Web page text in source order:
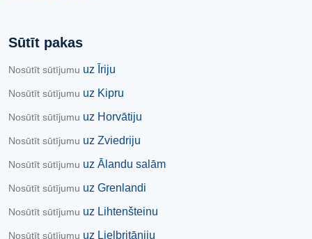
Sūtīt pakas
Nosūtīt sūtījumu uz Īriju
Nosūtīt sūtījumu uz Kipru
Nosūtīt sūtījumu uz Horvātiju
Nosūtīt sūtījumu uz Zviedriju
Nosūtīt sūtījumu uz Ālandu salām
Nosūtīt sūtījumu uz Grenlandi
Nosūtīt sūtījumu uz Lihtenšteinu
Nosūtīt sūtījumu uz Lielbritāniju